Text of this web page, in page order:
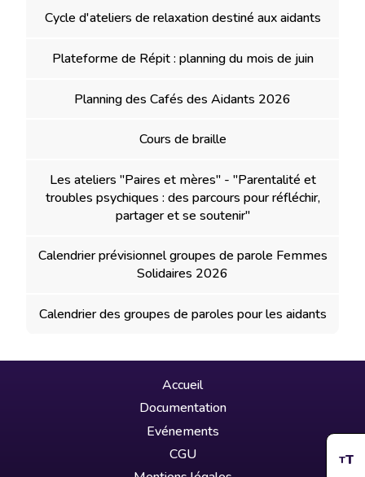
TT
Cycle d'ateliers de relaxation destiné aux aidants
Plateforme de Répit : planning du mois de juin
Planning des Cafés des Aidants 2026
Cours de braille
Les ateliers "Paires et mères" - "Parentalité et
troubles psychiques : des parcours pour réfléchir,
partager et se soutenir"
Calendrier prévisionnel groupes de parole Femmes
Solidaires 2026
Calendrier des groupes de paroles pour les aidants
Accueil
Documentation
Evénements
CGU